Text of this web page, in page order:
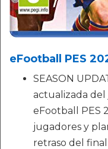
eFootball PES
SEASON
actualizada del
eFootball PES
jugadores y
retraso del